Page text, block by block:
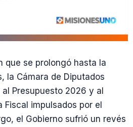
que se prolongó hasta la
la Cámara de Diputados
Presupuesto 2026 y al
impulsados por el
el Gobierno sufrió un revés